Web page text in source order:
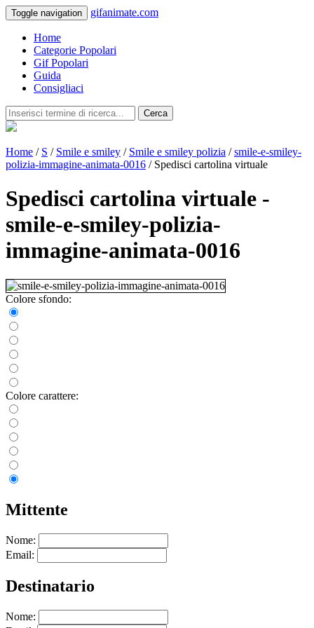
Toggle navigation gifanimate.com
Home
Categorie Popolari
Gif Popolari
Guida
Consigliaci
Cerca
Home / S / Smile e smiley / Smile e smiley polizia /smile-e-smiley-
polizia-immagine-animata-0016 / Spedisci cartolina virtuale
Spedisci cartolina virtuale -
smile-e-smiley-polizia-
immagine-animata-0016
Colore sfondo:
Colore carattere:
Mittente
Nome:
Email:
Destinatario
Nome: